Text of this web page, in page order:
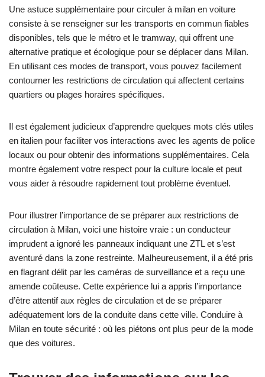
Une astuce supplémentaire pour circuler à milan en voiture
consiste à se renseigner sur les transports en commun fiables
disponibles, tels que le métro et le tramway, qui offrent une
alternative pratique et écologique pour se déplacer dans Milan.
En utilisant ces modes de transport, vous pouvez facilement
contourner les restrictions de circulation qui affectent certains
quartiers ou plages horaires spécifiques.
Il est également judicieux d’apprendre quelques mots clés utiles
en italien pour faciliter vos interactions avec les agents de police
locaux ou pour obtenir des informations supplémentaires. Cela
montre également votre respect pour la culture locale et peut
vous aider à résoudre rapidement tout problème éventuel.
Pour illustrer l’importance de se préparer aux restrictions de
circulation à Milan, voici une histoire vraie : un conducteur
imprudent a ignoré les panneaux indiquant une ZTL et s’est
aventuré dans la zone restreinte. Malheureusement, il a été pris
en flagrant délit par les caméras de surveillance et a reçu une
amende coûteuse. Cette expérience lui a appris l’importance
d’être attentif aux règles de circulation et de se préparer
adéquatement lors de la conduite dans cette ville. Conduire à
Milan en toute sécurité : où les piétons ont plus peur de la mode
que des voitures.